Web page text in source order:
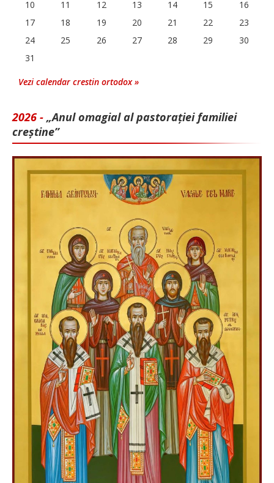
10 11 12 13 14 15
16
17
18 19 20 21 22
23
24
25 26 27 28 29
30
31
Vezi calendar crestin ortodox »
2026 - „Anul omagial al pastorației familiei
creștine”